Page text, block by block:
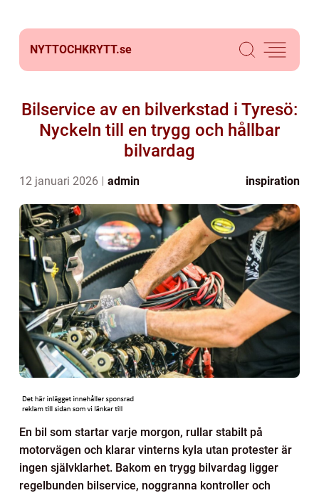
NYTTOCHKRYTT.se
Bilservice av en bilverkstad i Tyresö:
Nyckeln till en trygg och hållbar
bilvardag
12 januari 2026 admin inspiration
En bil som startar varje morgon, rullar stabilt på
motorvägen och klarar vinterns kyla utan protester är
ingen självklarhet. Bakom en trygg bilvardag ligger
regelbunden bilservice, noggranna kontroller och